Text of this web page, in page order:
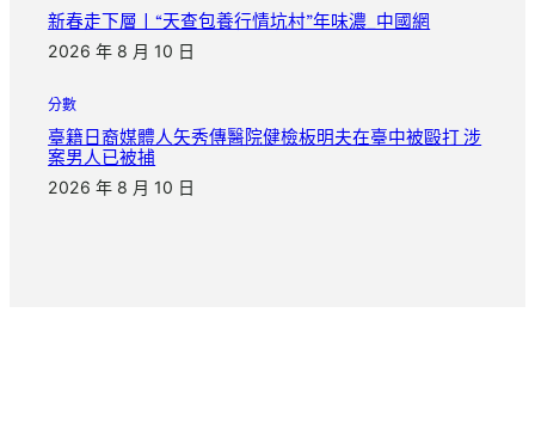
新春走下層丨“天查包養行情坑村”年味濃_中國網
2026 年 8 月 10 日
分數
臺籍日裔媒體人矢秀傳醫院健檢板明夫在臺中被毆打 涉
案男人已被捕
2026 年 8 月 10 日